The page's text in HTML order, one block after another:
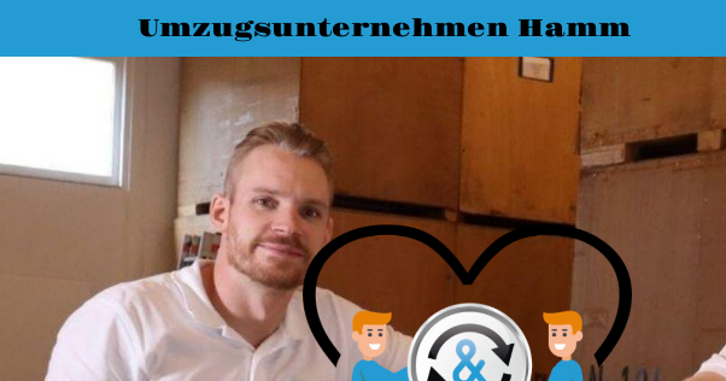
Umzugsunternehmen Hamm